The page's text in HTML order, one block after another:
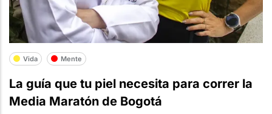
Vida Mente
La guía que tu piel necesita para correr la
Media Maratón de Bogotá